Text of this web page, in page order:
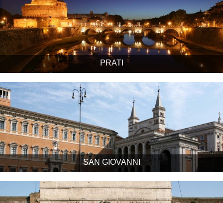
PRATI
SAN GIOVANNI